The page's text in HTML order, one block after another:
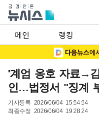
메인 랭킹
'계엄 옹호 자료→
인…법정서 "징계
기사등록 2026/06/04 15:54:54
최종수정 2026/06/04 19:28:24